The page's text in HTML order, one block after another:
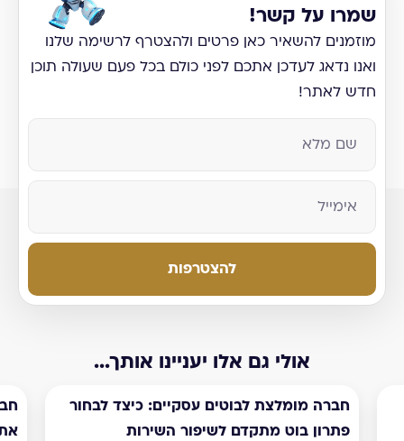
שמרו על קשר!
מוזמנים להשאיר כאן פרטים ולהצטרף לרשימה שלנו
ואנו נדאג לעדכן אתכם לפני כולם בכל פעם שעולה תוכן
חדש לאתר!
להצטרפות
אולי גם אלו יעניינו אותך...
חברה מומלצת לבוטים עסקיים: כיצד לבחור
פתרון בוט מתקדם לשיפור השירות